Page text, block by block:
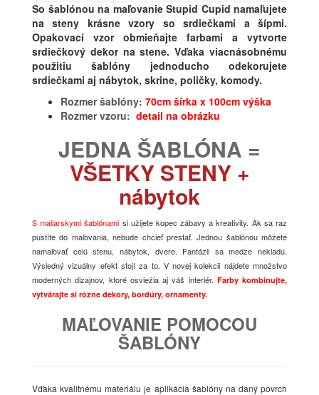
So šablónou na maľovanie Stupid Cupid namaľujete
na steny krásne vzory so srdiečkami a šípmi.
Opakovací vzor obmieňajte farbami a vytvorte
srdiečkový dekor na stene. Vďaka viacnásobnému
použitiu šablóny jednoducho odekorujete
srdiečkami aj nábytok, skrine, poličky, komody.
Rozmer šablóny: 70cm šírka x 100cm výška
Rozmer vzoru: detail na obrázku
JEDNA ŠABLÓNA =
VŠETKY STENY +
nábytok
S maliarskymi šablónami si užijete kopec zábavy a kreativity. Ak sa raz
pustíte do maľovania, nebude chcieť prestať. Jednou šablónou môžete
namaľovať celú stenu, nábytok, dvere. Fantázii sa medze nekladú.
Výsledný vizuálny efekt stojí za to. V novej kolekcii nájdete množstvo
moderných dizajnov, ktoré osviežia aj váš interiér. Farby kombinujte,
vytvárajte si rôzne dekory, bordúry, ornamenty.
MAĽOVANIE POMOCOU
ŠABLÓNY
Vďaka kvalitnému materiálu je aplikácia šablóny na daný povrch